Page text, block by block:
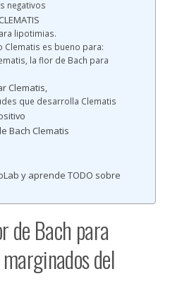
negativos
lipotimias.
Clematis es bueno para:
la flor de Bach para
Clematis,
que desarrolla Clematis
Bach Clematis
y aprende TODO sobre
de Bach para
del